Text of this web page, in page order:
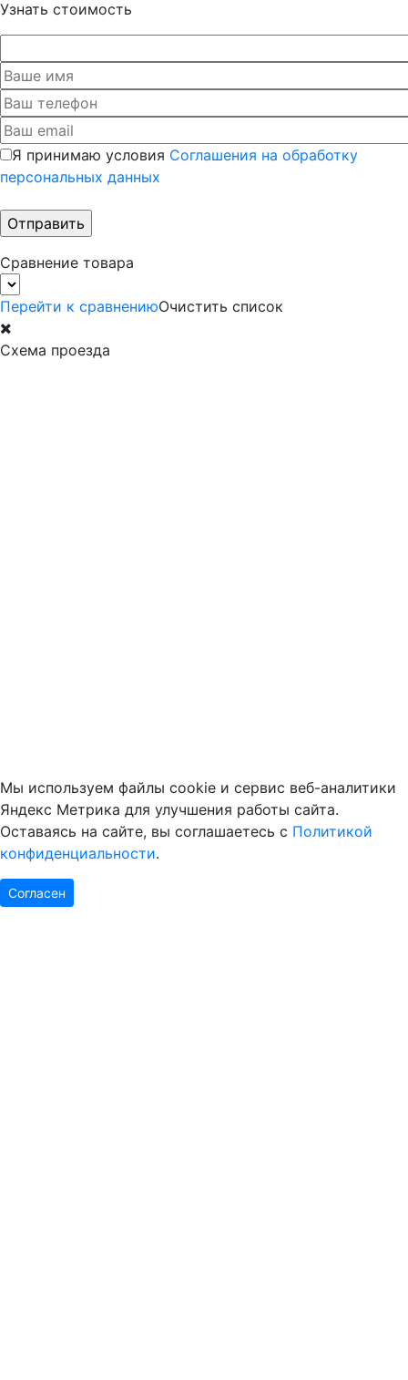
Узнать стоимость
Я принимаю условия Соглашения на обработку
персональных данных
Сравнение товара
Перейти к сравнениюОчистить список
Схема проезда
Мы используем файлы cookie и сервис веб-аналитики
Яндекс Метрика для улучшения работы сайта.
Оставаясь на сайте, вы соглашаетесь с Политикой
конфиденциальности.
Согласен